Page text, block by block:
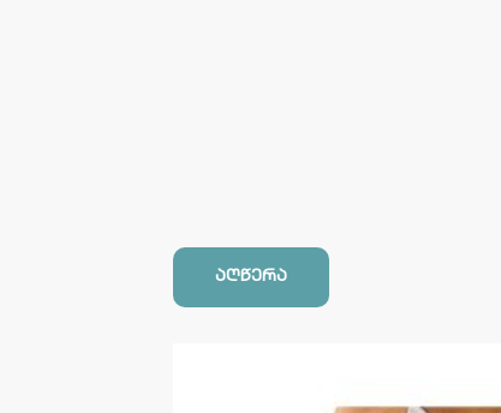
აღწერა